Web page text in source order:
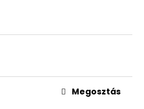
Megosztás